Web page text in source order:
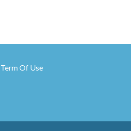
Term Of Use